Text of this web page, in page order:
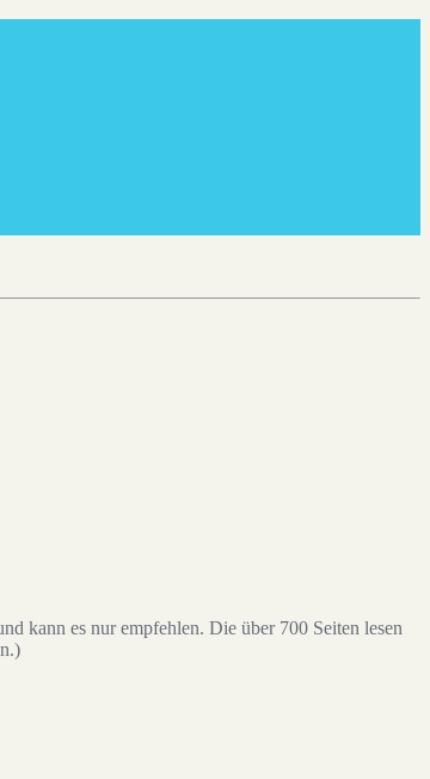
kann es nur empfehlen. Die über 700 Seiten lesen